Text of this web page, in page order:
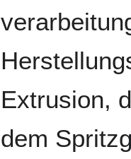
Extrusion,
dem